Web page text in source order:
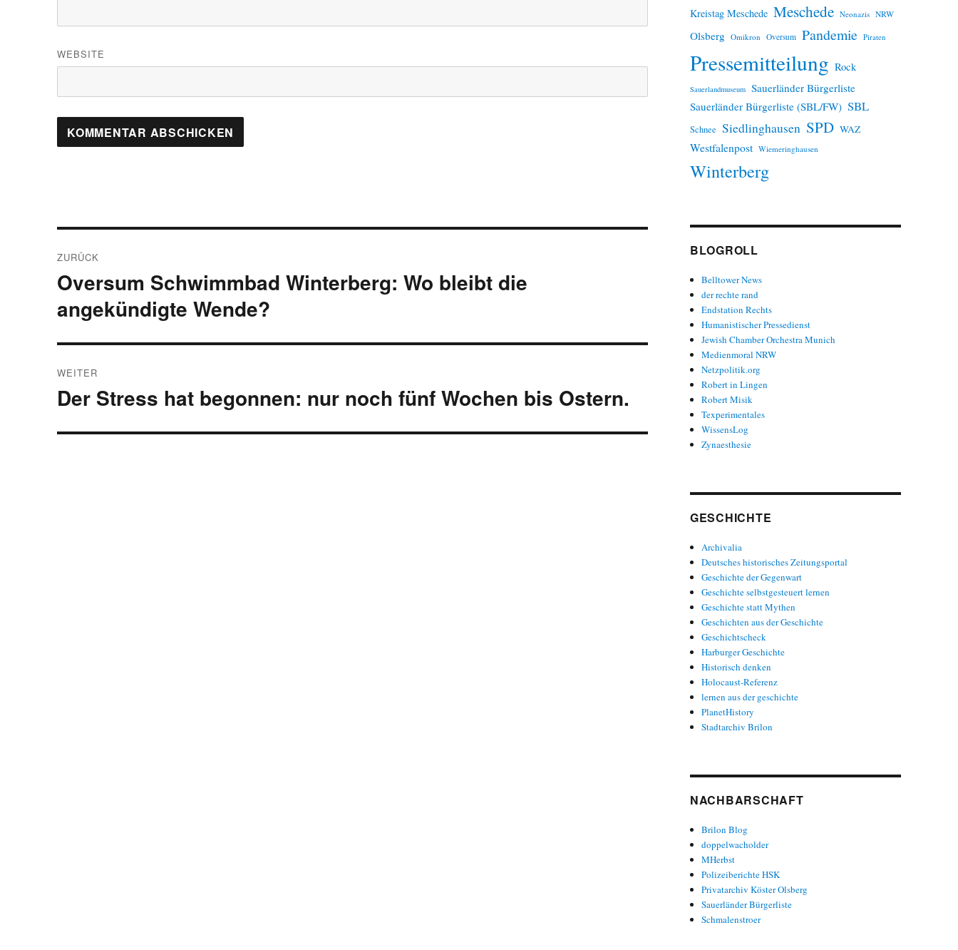
WEBSITE
ZURÜCK
Vorheriger
Oversum Schwimmbad Winterberg: Wo bleibt die
angekündigte Wende?
WEITER
Nächster
Der Stress hat begonnen: nur noch fünf Wochen bis Ostern.
Kreistag Meschede Meschede Neonazis NRW
Olsberg Omikron Oversum Pandemie Piraten
Pressemitteilung Rock
Sauerlandmuseum Sauerländer Bürgerliste
Sauerländer Bürgerliste (SBL/FW) SBL
Schnee Siedlinghausen SPD WAZ
Westfalenpost Wiemeringhausen
Winterberg
BLOGROLL
Belltower News
der rechte rand
Endstation Rechts
Humanistischer Pressedienst
Jewish Chamber Orchestra Munich
Medienmoral NRW
Netzpolitik.org
Robert in Lingen
Robert Misik
Texperimentales
WissensLog
Zynaesthesie
GESCHICHTE
Archivalia
Deutsches historisches Zeitungsportal
Geschichte der Gegenwart
Geschichte selbstgesteuert lernen
Geschichte statt Mythen
Geschichten aus der Geschichte
Geschichtscheck
Harburger Geschichte
Historisch denken
Holocaust-Referenz
lernen aus der geschichte
PlanetHistory
Stadtarchiv Brilon
NACHBARSCHAFT
Brilon Blog
doppelwacholder
MHerbst
Polizeiberichte HSK
Privatarchiv Köster Olsberg
Sauerländer Bürgerliste
Schmalenstroer